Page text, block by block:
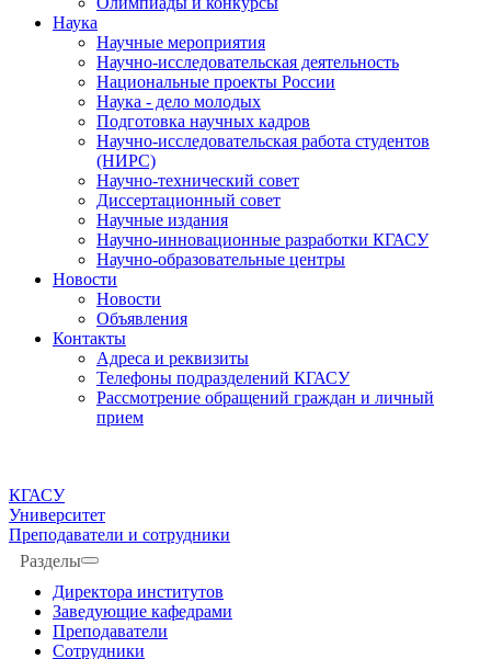
Наука
Научные мероприятия
Научно-исследовательская деятельность
Национальные проекты России
Наука - дело молодых
Подготовка научных кадров
Научно-исследовательская работа студентов
(НИРС)
Научно-технический совет
Диссертационный совет
Научные издания
Научно-инновационные разработки КГАСУ
Научно-образовательные центры
Новости
Новости
Объявления
Контакты
Адреса и реквизиты
Телефоны подразделений КГАСУ
Рассмотрение обращений граждан и личный
прием
КГАСУ
Университет
Преподаватели и сотрудники
Разделы
Директора институтов
Заведующие кафедрами
Преподаватели
Сотрудники